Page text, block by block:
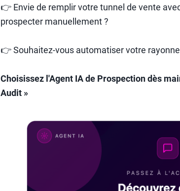
👉 Envie de remplir votre tunnel de vente
prospecter manuellement ?
👉 Souhaitez-vous automatiser votre
Choisissez l'Agent IA de Prospection dès
Audit »